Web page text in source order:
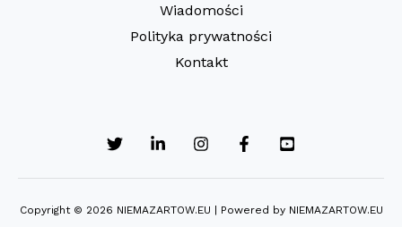
Wiadomości
Polityka prywatności
Kontakt
Copyright © 2026 NIEMAZARTOW.EU | Powered by NIEMAZARTOW.EU